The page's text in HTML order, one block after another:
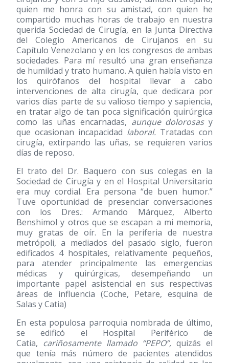
quien me honra con su amistad, con quien he
compartido muchas horas de trabajo en nuestra
querida Sociedad de Cirugía, en la Junta Directiva
del Colegio Americanos de Cirujanos en su
Capítulo Venezolano y en los congresos de ambas
sociedades. Para mí resultó una gran enseñanza
de humildad y trato humano. A quien había visto en
los quirófanos del hospital llevar a cabo
intervenciones de alta cirugía, que dedicara por
varios días parte de su valioso tiempo y sapiencia,
en tratar algo de tan poca significación quirúrgica
como las uñas encarnadas, aunque dolorosasy
que ocasionan incapacidad laboral. Tratadas con
cirugía, extirpando las uñas, se requieren varios
días de reposo.
El trato del Dr. Baquero con sus colegas en la
Sociedad de Cirugía y en el Hospital Universitario
era muy cordial. Era persona “de buen humor.”
Tuve oportunidad de presenciar conversaciones
con los Dres.: Armando Márquez, Alberto
Benshimol y otros que se escapan a mi memoria,
muy gratas de oír. En la periferia de nuestra
metrópoli, a mediados del pasado siglo, fueron
edificados 4 hospitales, relativamente pequeños,
para atender principalmente las emergencias
médicas y quirúrgicas, desempeñando un
importante papel asistencial en sus respectivas
áreas de influencia (Coche, Petare, esquina de
Salas y Catia)
En esta populosa parroquia nombrada de último,
se edificó el Hospital Periférico de
Catia, cariñosamente llamado “PEPO”, quizás el
que tenía más número de pacientes atendidos